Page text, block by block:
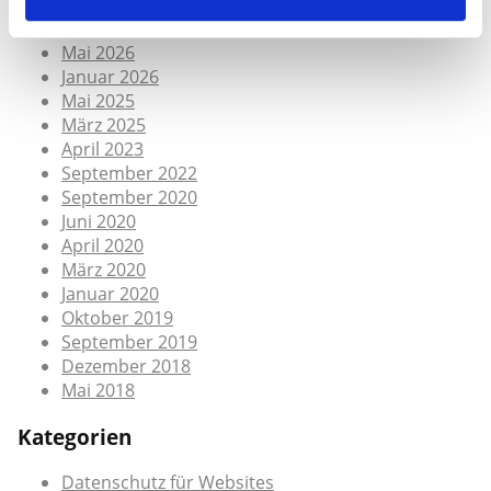
Juli 2026
Mai 2026
Januar 2026
Mai 2025
März 2025
April 2023
September 2022
September 2020
Juni 2020
April 2020
März 2020
Januar 2020
Oktober 2019
September 2019
Dezember 2018
Mai 2018
Kategorien
Datenschutz für Websites